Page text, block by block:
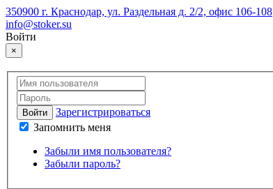
350900 г. Краснодар, ул. Раздельная д. 2/2, офис 106-108
info@stoker.su
Войти
×
Войти
Зарегистрироваться
Запомнить меня
Забыли имя пользователя?
Забыли пароль?